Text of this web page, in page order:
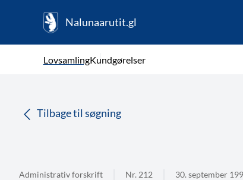
Nalunaarutit.gl
LovsamlingKundgørelser
Tilbage til søgning
Administrativ forskrift Nr. 212 30. september